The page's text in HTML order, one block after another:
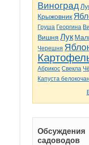
Виноград
Крыжовник
Груша Георгина
Вишня Лук
Черешня
Абрикос Свекла
Капуста
Обсуждения
садоводов